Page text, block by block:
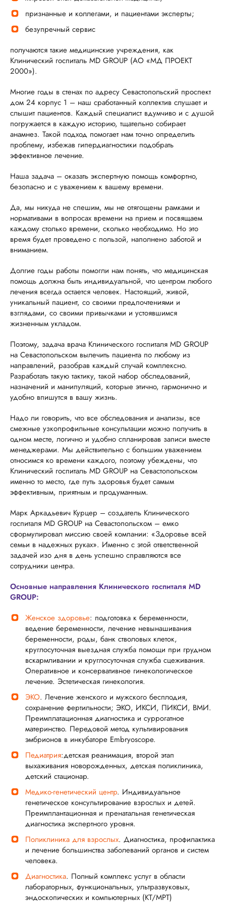
признанные и коллегами, и пациентами эксперты;
безупречный сервис
получаются такие медицинские учреждения, как
Клинический госпиталь MD GROUP (АО «МД ПРОЕКТ
2000»).
Многие годы в стенах по адресу Севастопольский проспект
дом 24 корпус 1 – наш сработанный коллектив слушает и
слышит пациентов. Каждый специалист вдумчиво и с душой
погружается в каждую историю, тщательно собирает
анамнез. Такой подход помогает нам точно определить
проблему, избежав гипердиагностики подобрать
эффективное лечение.
Наша задача – оказать экспертную помощь комфортно,
безопасно и с уважением к вашему времени.
Да, мы никуда не спешим, мы не отягощены рамками и
нормативами в вопросах времени на прием и посвящаем
каждому столько времени, сколько необходимо. Но это
время будет проведено с пользой, наполнено заботой и
вниманием.
Долгие годы работы помогли нам понять, что медицинская
помощь должна быть индивидуальной, что центром любого
лечения всегда остается человек. Настоящий, живой,
уникальный пациент, со своими предпочтениями и
взглядами, со своими привычками и устоявшимся
жизненным укладом.
Поэтому, задача врача Клинического госпиталя MD GROUP
на Севастопольском вылечить пациента по любому из
направлений, разобрав каждый случай комплексно.
Разработать такую тактику, такой набор обследований,
назначений и манипуляций, которые этично, гармонично и
удобно впишутся в вашу жизнь.
Надо ли говорить, что все обследования и анализы, все
смежные узкопрофильные консультации можно получить в
одном месте, логично и удобно спланировав записи вместе
менеджерами. Мы действительно с большим уважением
относимся ко времени каждого, поэтому убеждены, что
Клинический госпиталь MD GROUP на Севастопольском
именно то место, где путь здоровья будет самым
эффективным, приятным и продуманным.
Марк Аркадьевич Курцер – создатель Клинического
госпиталя MD GROUP на Севастопольском – емко
сформулировал миссию своей компании: «Здоровье всей
семьи в надежных руках». Именно с этой ответственной
задачей изо дня в день успешно справляются все
сотрудники центра.
Основные направления Клинического госпиталя MD
GROUP:
Женское здоровье: подготовка к беременности,
ведение беременности, лечение невынашивания
беременности, роды, банк стволовых клеток,
круглосуточная выездная служба помощи при грудном
вскармливании и круглосуточная служба сцеживания.
Оперативное и консервативное гинекологическое
лечение. Эстетическая гинекология.
ЭКО. Лечение женского и мужского бесплодия,
сохранение фертильности; ЭКО, ИКСИ, ПИКСИ, ВМИ.
Преимплатационная диагностика и суррогатное
материнство. Передовой метод культивирования
эмбрионов в инкубаторе Embryoscope.
Педиатрия:детская реанимация, второй этап
выхаживания новорожденных, детская поликлиника,
детский стационар.
Медико-генетический центр. Индивидуальное
генетическое консультирование взрослых и детей.
Преимплантационная и пренатальная генетическая
диагностика экспертного уровня.
Поликлиника для взрослых. Диагностика, профилактика
и лечение большинства заболеваний органов и систем
человека.
Диагностика. Полный комплекс услуг в области
лабораторных, функциональных, ультразвуковых,
эндоскопических и компьютерных (KT/MPT)